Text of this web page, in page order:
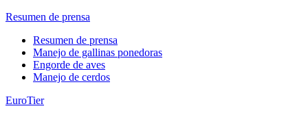
Resumen de prensa
Resumen de prensa
Manejo de gallinas ponedoras
Engorde de aves
Manejo de cerdos
EuroTier